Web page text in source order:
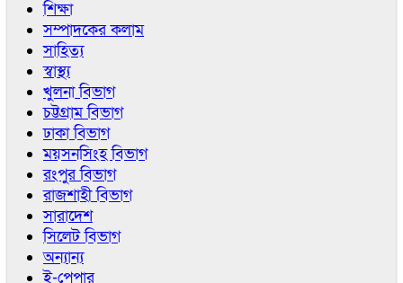
শিক্ষা
সম্পাদকের কলাম
সাহিত্য
স্বাস্থ্য
খুলনা বিভাগ
চট্টগ্রাম বিভাগ
ঢাকা বিভাগ
ময়সনসিংহ বিভাগ
রংপুর বিভাগ
রাজশাহী বিভাগ
সারাদেশ
সিলেট বিভাগ
অন্যান্য
ই-পেপার